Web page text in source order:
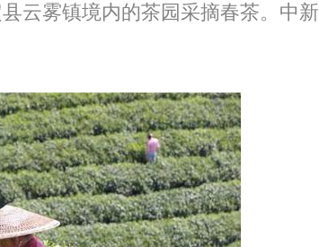
云雾镇境内的茶园采摘春茶。中新